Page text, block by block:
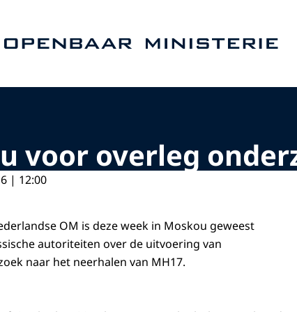
voor overleg
| 12:00
OM is deze week in Moskou geweest
autoriteiten over de uitvoering van
naar het neerhalen van MH17.